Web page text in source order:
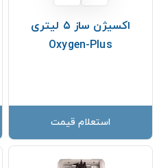
اکسیژن ساز ۵ لیتری
Oxygen-Plus
استعلام قیمت